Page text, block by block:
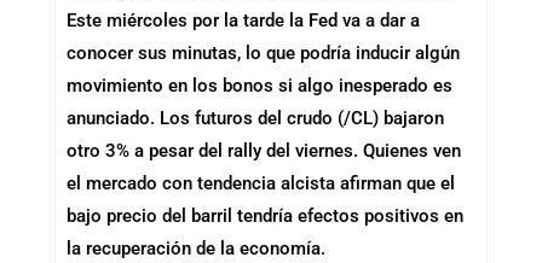
Este miércoles por la tarde la Fed va a dar a
conocer sus minutas, lo que podría inducir algún
movimiento en los bonos si algo inesperado es
anunciado. Los futuros del crudo (/CL) bajaron
otro 3% a pesar del rally del viernes. Quienes ven
el mercado con tendencia alcista afirman que el
bajo precio del barril tendría efectos positivos en
la recuperación de la economía.